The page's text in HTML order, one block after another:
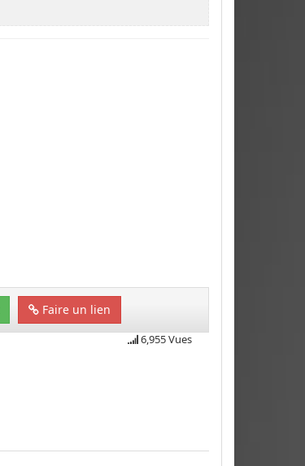
Faire un lien
6,955 Vues